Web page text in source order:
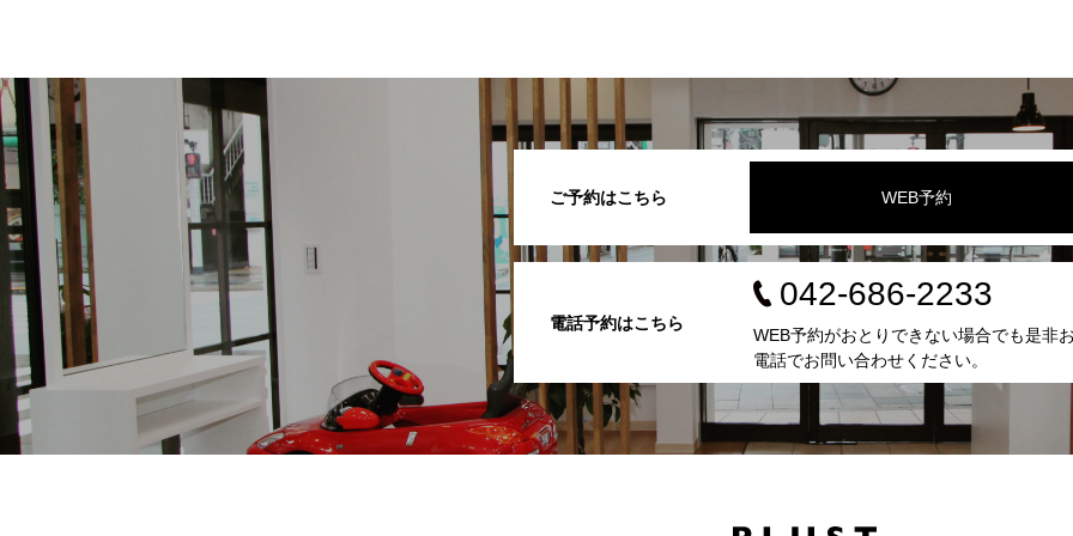
ご予約はこちら WEB予約
電話予約はこちら
042-686-2233
WEB予約がおとりできない場合でも是非
電話でお問い合わせください。